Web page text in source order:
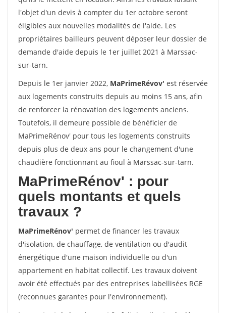
l'objet d'un devis à compter du 1er octobre seront
éligibles aux nouvelles modalités de l'aide. Les
propriétaires bailleurs peuvent déposer leur dossier de
demande d'aide depuis le 1er juillet 2021 à Marssac-
sur-tarn.
Depuis le 1er janvier 2022, MaPrimeRévov' est réservée
aux logements construits depuis au moins 15 ans, afin
de renforcer la rénovation des logements anciens.
Toutefois, il demeure possible de bénéficier de
MaPrimeRénov' pour tous les logements construits
depuis plus de deux ans pour le changement d'une
chaudière fonctionnant au fioul à Marssac-sur-tarn.
MaPrimeRénov' : pour
quels montants et quels
travaux ?
MaPrimeRénov' permet de financer les travaux
d'isolation, de chauffage, de ventilation ou d'audit
énergétique d'une maison individuelle ou d'un
appartement en habitat collectif. Les travaux doivent
avoir été effectués par des entreprises labellisées RGE
(reconnues garantes pour l'environnement).